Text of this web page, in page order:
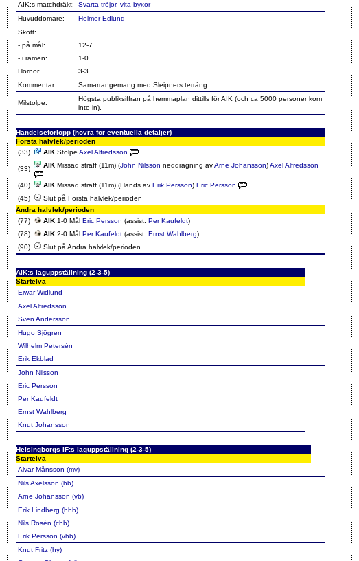
AIK:s matchdräkt:
Svarta tröjor, vita byxor
Huvuddomare:
Helmer Edlund
Skott:
- på mål:
12-7
- i ramen:
1-0
Hörnor:
3-3
Kommentar:
Samarrangemang med Sleipners terräng.
Milstolpe:
Högsta publiksiffran på hemmaplan dittills för AIK (och ca 5000 personer kom
inte in).
Händelseförlopp (hovra för eventuella detaljer)
Första halvlek/perioden
(33)
AIK Stolpe Axel Alfredsson
(33) AIK Missad straff (11m) (John Nilsson neddragning avArne Johansson)Axel Alfredsson
(40) AIK Missad straff (11m) (Hands av Erik Persson) Eric Persson
(45)
Slut på Första halvlek/perioden
Andra halvlek/perioden
(77)
AIK 1-0 Mål Eric Persson (assist: Per Kaufeldt)
(78)
AIK 2-0 Mål Per Kaufeldt (assist: Ernst Wahlberg)
(90)
Slut på Andra halvlek/perioden
AIK:s laguppställning (2-3-5)
Startelva
Eiwar Widlund
Axel Alfredsson
Sven Andersson
Hugo Sjögren
Wilhelm Petersén
Erik Ekblad
John Nilsson
Eric Persson
Per Kaufeldt
Ernst Wahlberg
Knut Johansson
Helsingborgs IF:s laguppställning (2-3-5)
Startelva
Alvar Månsson (mv)
Nils Axelsson (hb)
Arne Johansson (vb)
Erik Lindberg (hhb)
Nils Rosén (chb)
Erik Persson (vhb)
Knut Fritz (hy)